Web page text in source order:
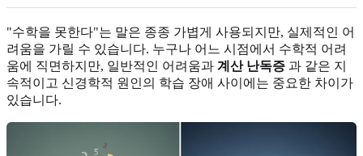
"수학을 못한다"는 말은 종종 가볍게 사용되지만, 실제적인 어
려움을 가릴 수 있습니다. 누구나 어느 시점에서 수학적 어려
움에 직면하지만, 일반적인 어려움과 계산 난독증 과 같은 지
속적이고 신경학적 원인의 학습 장애 사이에는 중요한 차이가
있습니다.